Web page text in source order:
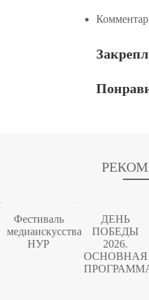
Фестиваль
медиаискусства
НУР
ДЕНЬ
ПОБЕДЫ
2026.
ОСНОВНАЯ